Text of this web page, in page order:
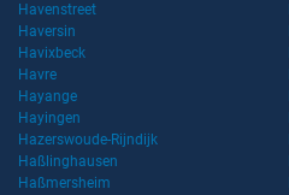
Havenstreet
Haversin
Havixbeck
Havre
Hayange
Hayingen
Hazerswoude-Rijndijk
Haßlinghausen
Haßmersheim